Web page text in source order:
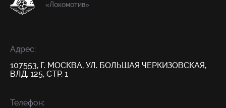
«Локомотив»
Адрес:
107553, Г. МОСКВА, УЛ. БОЛЬШАЯ ЧЕРКИЗОВСКАЯ,
ВЛД. 125, СТР. 1
Телефон: